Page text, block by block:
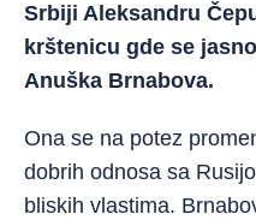
Srbiji Aleksandru
krštenicu gde se
Anuška Brnabova.
Ona se na potez
dobrih odnosa sa
bliskih vlastima.